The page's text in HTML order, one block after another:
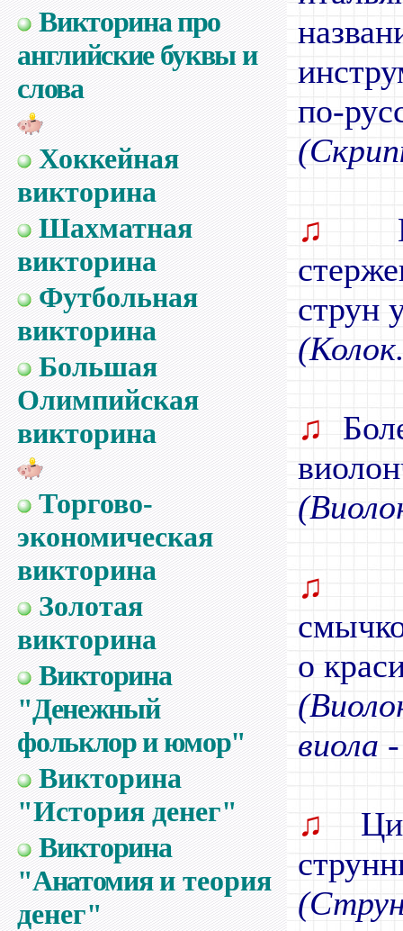
Викторина про
английские буквы и
слова
Хоккейная
викторина
Шахматная
викторина
Футбольная
викторина
Большая
Олимпийская
викторина
Торгово-
экономическая
викторина
Золотая
викторина
Викторина
"Денежный
фольклор и юмор"
Викторина
"История денег"
Викторина
"Анатомияи теория
денег"
по-
♫
струн
♫
♫
о
виола
♫